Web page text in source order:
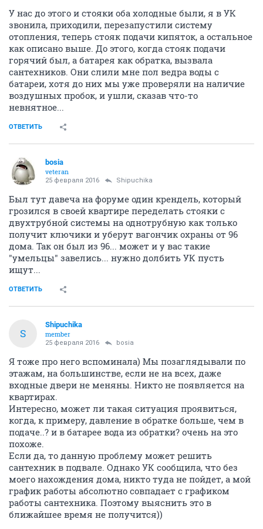
У нас до этого и стояки оба холодные были, я в УК
звонила, приходили, перезапустили систему
отопления, теперь стояк подачи кипяток, а остальное
как описано выше. До этого, когда стояк подачи
горячий был, а батарея как обратка, вызвала
сантехников. Они слили мне пол ведра воды с
батареи, хотя до них мы уже проверяли на наличие
воздушных пробок, и ушли, сказав что-то
невнятное...
ОТВЕТИТЬ
bosia
veteran
25 февраля 2016 Shipuchika
Был тут давеча на форуме один крендель, который
грозился в своей квартире переделать стояки с
двухтрубной системы на однотрубную как только
получит ключики и уберут вагончик охраны от 96
дома. Так он был из 96... может и у вас такие
"умельцы" завелись... нужно долбить УК пусть
ищут...
ОТВЕТИТЬ
S
Shipuchika
member
25 февраля 2016 bosia
Я тоже про него вспоминала) Мы позаглядывали по
этажам, на большинстве, если не на всех, даже
входные двери не меняны. Никто не появляется на
квартирах.
Интересно, может ли такая ситуация проявиться,
когда, к примеру, давление в обратке больше, чем в
подаче..? и в батарее вода из обратки? очень на это
похоже.
Если да, то данную проблему может решить
сантехник в подвале. Однако УК сообщила, что без
моего нахождения дома, никто туда не пойдет, а мой
график работы абсолютно совпадает с графиком
работы сантехника. Поэтому выяснить это в
ближайшее время не получится))